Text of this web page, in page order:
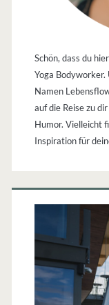
Schön, dass du
Yoga
Namen
auf die Reise zu
Humor. Vielleicht
Inspiration für